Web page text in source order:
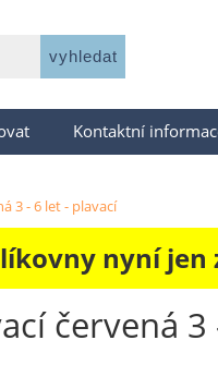
Kontaktní
3 - 6 let - plavací
nyní jen
červená